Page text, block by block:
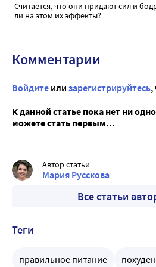
Считается, что они придают сил и
ли на этом их эффекты?
Комментарии
Войдите или зарегистрируйтесь,
К данной статье пока нет ни
можете стать первым...
Автор статьи
Мария Русскова
Все статьи
Теги
правильное питание